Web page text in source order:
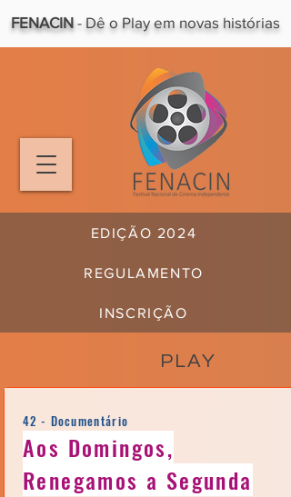
FENACIN- Dê o Play em novas histórias
INSCRIÇÃO
PLAY
EDIÇÃO 2024
REGULAMENTO
42 - Documentário
Aos Domingos,
Renegamos a Segunda